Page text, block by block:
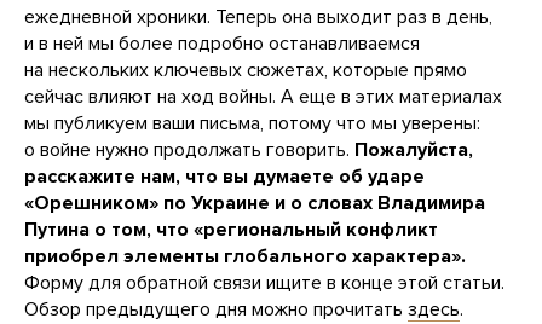
ежедневной хроники. Теперь она выходит раз в день,
и в ней мы более подробно останавливаемся
на нескольких ключевых сюжетах, которые прямо
сейчас влияют на ход войны. А еще в этих материалах
мы публикуем ваши письма, потому что мы уверены:
о войне нужно продолжать говорить. Пожалуйста,
расскажите нам, что вы думаете об ударе
«Орешником» по Украине и о словах Владимира
Путина о том, что «региональный конфликт
приобрел элементы глобального характера».
Форму для обратной связи ищите в конце этой статьи.
Обзор предыдущего дня можно прочитать здесь.